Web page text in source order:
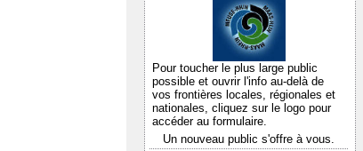
Pour toucher le plus large public
possible et ouvrir l'info au-delà de
vos frontières locales, régionales et
nationales, cliquez sur le logo pour
accéder au formulaire.
Un nouveau public s'offre à vous.